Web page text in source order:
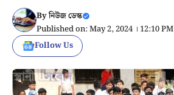
Byনিউজ ডেস্ক
Published on: May 2, 2024 । 12:10 PM
Follow Us